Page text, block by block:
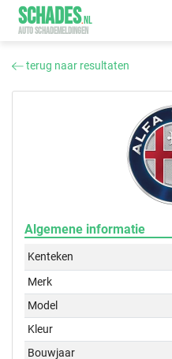
SCHADES.NL
AUTO SCHADEMELDINGEN
terug naar resultaten
Algemene informatie
Kenteken
Merk
Model
Kleur
Bouwjaar